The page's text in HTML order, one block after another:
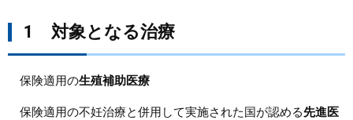
県政情報
1 対象となる治療
保険適用の生殖補助医療
保険適用の不妊治療と併用して実施された国が認める先進医